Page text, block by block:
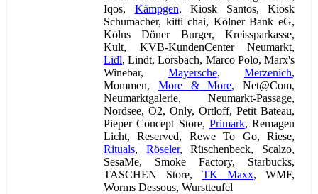
Iqos, Kämpgen, Kiosk Santos, Kiosk
Schumacher, kitti chai, Kölner Bank eG,
Kölns Döner Burger, Kreissparkasse,
Kult, KVB-KundenCenter Neumarkt,
Lidl, Lindt, Lorsbach, Marco Polo, Marx's
Winebar, Mayersche, Merzenich,
Mommen, More & More, Net@Com,
Neumarktgalerie, Neumarkt-Passage,
Nordsee, O2, Only, Ortloff, Petit Bateau,
Pieper Concept Store, Primark, Remagen
Licht, Reserved, Rewe To Go, Riese,
Rituals, Röseler, Rüschenbeck, Scalzo,
SesaMe, Smoke Factory, Starbucks,
TASCHEN Store, TK Maxx, WMF,
Worms Dessous, Wurstteufel